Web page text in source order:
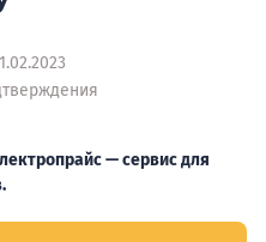
— сервис для